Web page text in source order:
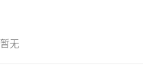
暂无